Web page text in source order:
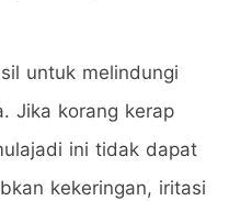
untuk melindungi
Jika korang kerap
ini tidak dapat
kekeringan, iritasi